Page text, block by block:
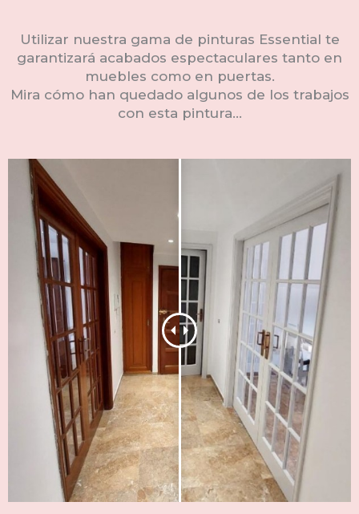
Utilizar nuestra gama de pinturas Essential te
garantizará acabados espectaculares tanto en
muebles como en puertas.
Mira cómo han quedado algunos de los trabajos
con esta pintura…